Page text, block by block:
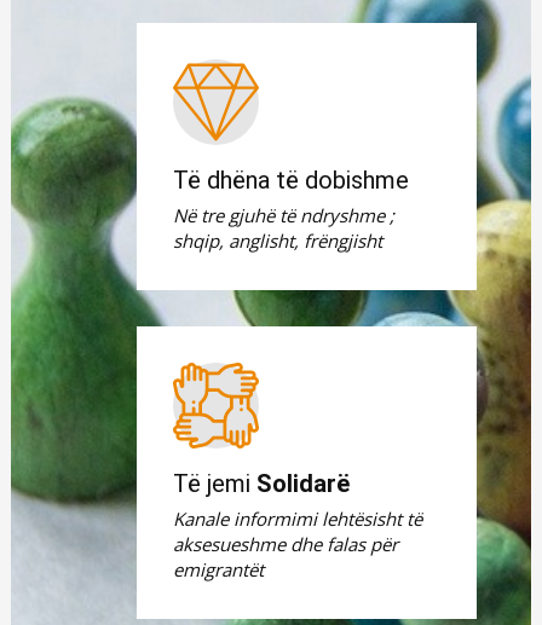
Të dhëna të dobishme
Në tre gjuhë të ndryshme ;
shqip, anglisht, frëngjisht
Të jemi Solidarë
Kanale informimi lehtësisht të
aksesueshme dhe falas për
emigrantët